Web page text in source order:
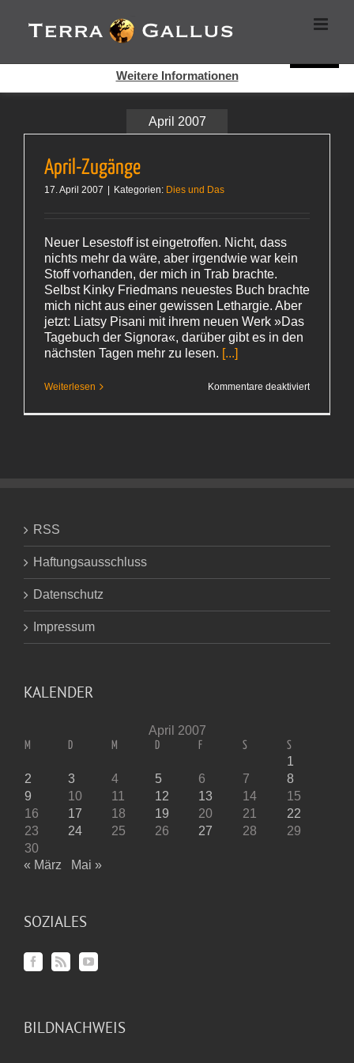
Inhalt
springen
April 2007
April-Zugänge
17. April 2007 Kategorien: Dies und Das
Neuer Lesestoff ist eingetroffen. Nicht, dass
nichts mehr da wäre, aber irgendwie war kein
Stoff vorhanden, der mich in Trab brachte.
Selbst Kinky Friedmans neuestes Buch brachte
mich nicht aus einer gewissen Lethargie. Aber
jetzt: Liatsy Pisani mit ihrem neuen Werk »Das
Tagebuch der Signora«, darüber gibt es in den
nächsten Tagen mehr zu lesen. [...]
Weiterlesen Kommentare deaktiviertfür
RSS
Haftungsausschluss
Datenschutz
Impressum
KALENDER
April 2007
M D M D F S S
1
2
3 4 5 6 7
8
9
10 11 12 13 14
15
16
17 18 19 20 21
22
23
24 25 26 27 28
29
30
« März
Mai »
SOZIALES
BILDNACHWEIS
Cookies helfen auf auf dieser Seite bei der Bereitstellung der
Dienste. Durch die Nutzung dieser Webseite erklären Sie sich
Weitere Informationen